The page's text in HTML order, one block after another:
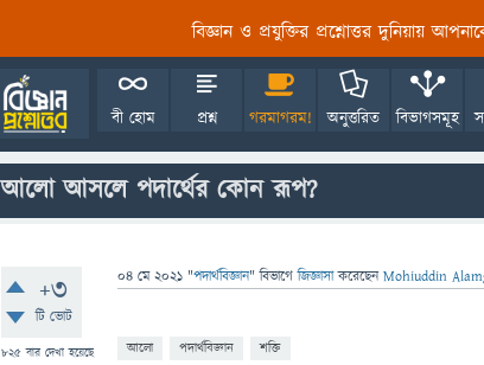
বিজ্ঞান ও প্রযুক্তির প্রশ্নোত্তর দুনিয়ায়
বী হোম প্রশ্ন গরমাগরম! অনুত্তরিত বিভাগসমূহ
আলো আসলে পদার্থের কোন রূপ?
+3
টি ভোট
825 বার দেখা হয়েছে
04 মে 2021 "পদার্থবিজ্ঞান" বিভাগে জিজ্ঞাসাকরেছেনMohiuddin
আলো পদার্থবিজ্ঞান শক্তি